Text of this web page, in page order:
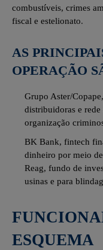
combustíveis, crimes
fiscal e estelionato.
AS
OPERAÇÃO
Grupo Aster/
distribuidoras e rede
organização
BK Bank, fintech
dinheiro por meio
Reag, fundo de
usinas e para
ESQUEMA